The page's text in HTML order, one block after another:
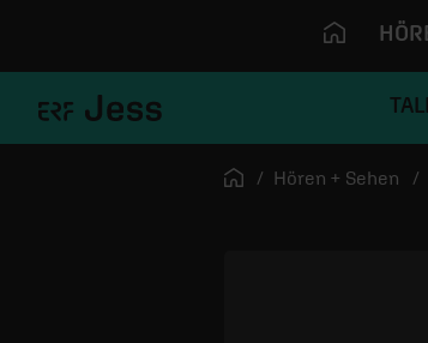
Startseite
Hören + Sehen